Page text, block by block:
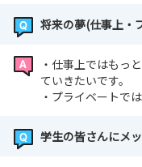
将来の夢(仕事上・
・仕事上ではもっ
ていきたいです。
・プライベートで
学生の皆さんにメ